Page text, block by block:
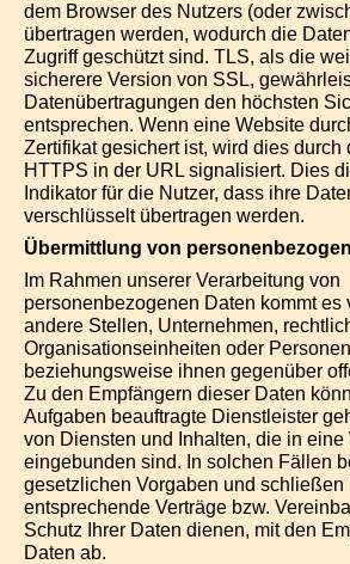
dem Browser des Nutzers (oder
übertragen werden, wodurch die
Zugriff geschützt sind. TLS, als die
sicherere Version von SSL,
Datenübertragungen den höchsten
entsprechen. Wenn eine Website
Zertifikat gesichert ist, wird dies durch
HTTPS in der URL signalisiert. Dies
Indikator für die Nutzer, dass ihre
verschlüsselt übertragen werden.
Übermittlung von
Im Rahmen unserer Verarbeitung von
personenbezogenen Daten kommt es
andere Stellen, Unternehmen,
Organisationseinheiten oder
beziehungsweise ihnen gegenüber
Zu den Empfängern dieser Daten
Aufgaben beauftragte Dienstleister
von Diensten und Inhalten, die in eine
eingebunden sind. In solchen Fällen
gesetzlichen Vorgaben und schließen
entsprechende Verträge bzw.
Schutz Ihrer Daten dienen, mit den
Daten ab.